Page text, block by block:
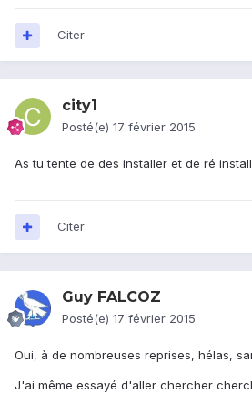
Citer
city1
Posté(e) 17 février 2015
As tu tente de des installer et de ré
Citer
Guy FALCOZ
Posté(e) 17 février 2015
Oui, à de nombreuses reprises, hélas,
J'ai même essayé d'aller chercher